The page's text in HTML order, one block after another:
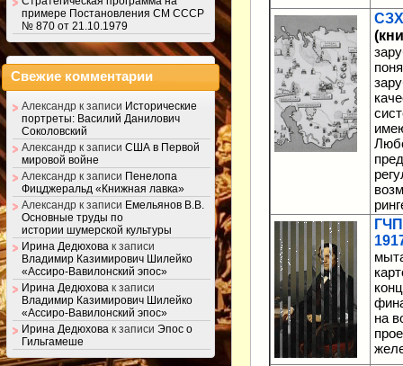
СЗХ
на
примере Постановления СМ СССР
№ 870 от 21.10.1979
Свежие комментарии
Александр к записи Исторические
портреты: Василий Данилович
Соколовский
Александр к записи США в Первой
мировой войне
Александр к записи Пенелопа
Фицджеральд «Книжная лавка»
Александр к записи Емельянов В.В.
Основные труды по
истории шумерской культуры
Ирина Дедюхова к записи
Владимир Казимирович Шилейко
«Ассиро-Вавилонский эпос»
Ирина Дедюхова к записи
Владимир Казимирович Шилейко
«Ассиро-Вавилонский эпос»
Ирина Дедюхова к записи Эпос о
Гильгамеше